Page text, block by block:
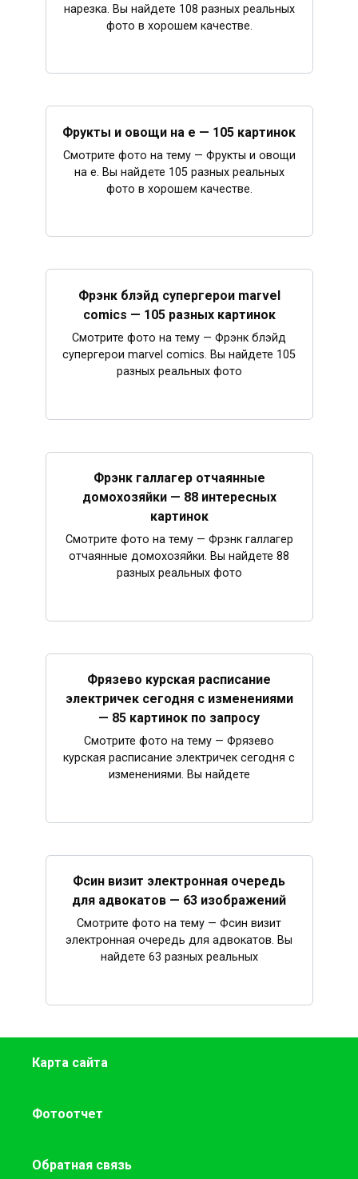
нарезка. Вы найдете 108 разных реальных
фото в хорошем качестве.
Фрукты и овощи на е — 105 картинок
Смотрите фото на тему — Фрукты и овощи
на е. Вы найдете 105 разных реальных
фото в хорошем качестве.
Фрэнк блэйд супергерои marvel
comics — 105 разных картинок
Смотрите фото на тему — Фрэнк блэйд
супергерои marvel comics. Вы найдете 105
разных реальных фото
Фрэнк галлагер отчаянные
домохозяйки — 88 интересных
картинок
Смотрите фото на тему — Фрэнк галлагер
отчаянные домохозяйки. Вы найдете 88
разных реальных фото
Фрязево курская расписание
электричек сегодня с изменениями
— 85 картинок по запросу
Смотрите фото на тему — Фрязево
курская расписание электричек сегодня с
изменениями. Вы найдете
Фсин визит электронная очередь
для адвокатов — 63 изображений
Смотрите фото на тему — Фсин визит
электронная очередь для адвокатов. Вы
найдете 63 разных реальных
Карта сайта
Фотоотчет
Обратная связь